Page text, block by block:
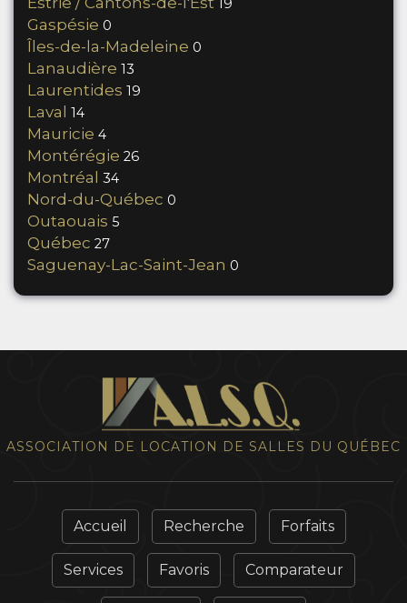
19
Gaspésie 0
Îles-de-la-Madeleine 0
Lanaudière 13
Laurentides 19
Laval 14
Mauricie 4
Montérégie 26
Montréal 34
Nord-du-Québec 0
Outaouais 5
Québec 27
Saguenay-Lac-Saint-Jean 0
ASSOCIATION DE LOCATION DE SALLES DU QUÉBEC
Accueil Recherche Forfaits
Services Favoris Comparateur